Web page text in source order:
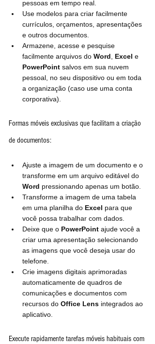
pessoas em tempo real.
Use modelos para criar facilmente
currículos, orçamentos, apresentações
e outros documentos.
Armazene, acesse e pesquise
facilmente arquivos do Word Excel e
PowerPoint salvos em sua nuvem
pessoal, no seu dispositivo ou em toda
a organização (caso use uma conta
corporativa).
Formas móveis exclusivas que facilitam a criação
de documentos:
Ajuste a imagem de um documento e o
transforme em um arquivo editável do
Word pressionando apenas um botão.
Transforme a imagem de uma tabela
em uma planilha do Excel para que
você possa trabalhar com dados.
Deixe que o PowerPoint ajude você a
criar uma apresentação selecionando
as imagens que você deseja usar do
telefone.
Crie imagens digitais aprimoradas
automaticamente de quadros de
comunicações e documentos com
recursos do Office Lens integrados ao
aplicativo.
Execute rapidamente tarefas móveis habituais com